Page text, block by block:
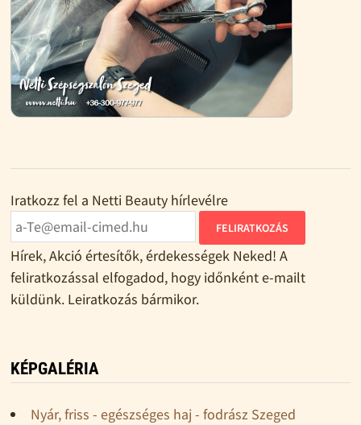
Iratkozz fel a Netti Beauty hírlevélre
FELIRATKOZÁS
Hírek, Akció értesítők, érdekességek Neked! A
feliratkozással elfogadod, hogy időnként e-mailt
küldünk. Leiratkozás bármikor.
KÉPGALÉRIA
Nyár, friss - egészséges haj - fodrász Szeged